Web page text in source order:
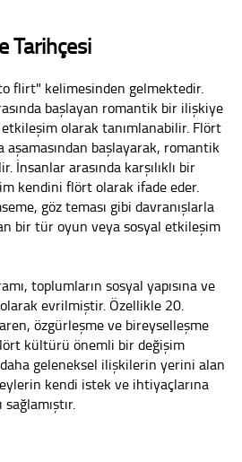
Tarihçesi
flirt" kelimesinden gelmektedir.
başlayan romantik bir ilişkiye
olarak tanımlanabilir. Flört
aşamasından başlayarak, romantik
İnsanlar arasında karşılıklı bir
kendini flört olarak ifade eder.
göz teması gibi davranışlarla
bir tür oyun veya sosyal etkileşim
toplumların sosyal yapısına ve
olarak evrilmiştir. Özellikle 20.
özgürleşme ve bireyselleşme
kültürü önemli bir değişim
geleneksel ilişkilerin yerini alan
kendi istek ve ihtiyaçlarına